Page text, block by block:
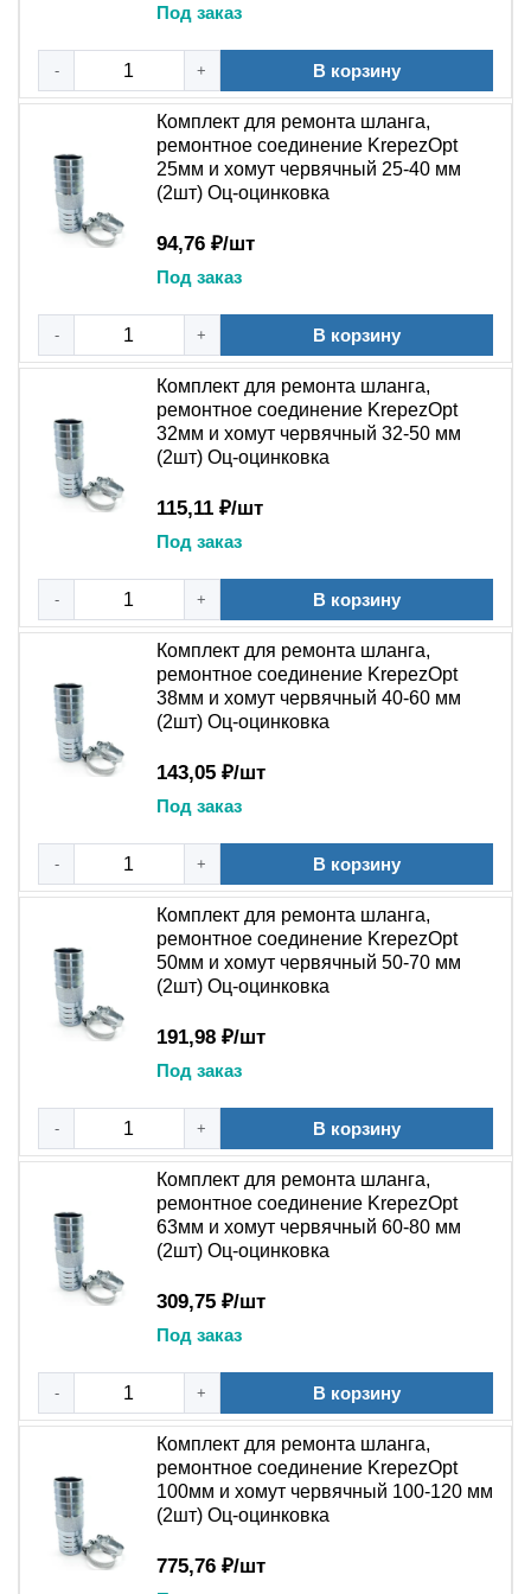
давление
охлаждения, отопления,
водоснабжения)
температура
от -30°C до +120°C
Применение
Системы охлаждения, отопления,
водоснабжения, вакуумные линии
Основное назначение
Автовладельцы, водители коммерческого транспорта,
дачники и ремонтные бригады используют комплект
охлаждения, отопления, подачи воды и технических
жидкостей. Набор позволяет быстро соединить
разорванные концы шланга без специального
инструмента и замены всего изделия. Особенно
актуален в дорожных условиях, на даче и в местах, где
нет возможности заказать новый шланг.
Полное описание: почему стоит купить
хомутами
Порыв шланга системы охлаждения в дороге —
распространённая причина вызова эвакуатора. Замена
целого шланга часто требует времени, демонтажа
соседних деталей и специального инструмента.
Ремонтный комплект KrepezhOpt решает проблему
Соединительный ниппель:вставляется внутрь
повреждённого шланга, соединяя разорванные
концы. Имеет насечки или буртики для надёжной
фиксации и предотвращения соскальзывания
шланга.
Два хомута в комплекте:обеспечивают
равномерное обжатие шланга на ниппеле с обеих
сторон. Исключают протечки и срыв соединения
даже при вибрации.
коррозии при контакте с антифризом, водой и
другими жидкостями. Продлевает срок службы
ремонтного соединения.
Универсальный набор:подходит для ремонта
шлангов внутренним диаметром от 8 до 40 мм —
систем охлаждения двигателей, отопления
салона, водопровода, вакуумных линий.
Простой монтаж без инструмента:
повреждённый участок — всё остальное уже в
комплекте.
Добавьте ремонтный комплект в корзину
— и будьте готовы к восстановлению шланга в любой
ситуации за 5 минут.
Часто задаваемые вопросы
Под заказ
- + В корзину
Комплект для ремонта шланга,
ремонтное соединение KrepezOpt
25мм и хомут червячный 25-40 мм
(2шт) Оц-оцинковка
94,76 ₽/шт
Под заказ
- + В корзину
Комплект для ремонта шланга,
ремонтное соединение KrepezOpt
32мм и хомут червячный 32-50 мм
(2шт) Оц-оцинковка
115,11 ₽/шт
Под заказ
- + В корзину
Комплект для ремонта шланга,
ремонтное соединение KrepezOpt
38мм и хомут червячный 40-60 мм
(2шт) Оц-оцинковка
143,05 ₽/шт
Под заказ
- + В корзину
Комплект для ремонта шланга,
ремонтное соединение KrepezOpt
50мм и хомут червячный 50-70 мм
(2шт) Оц-оцинковка
191,98 ₽/шт
Под заказ
- + В корзину
Комплект для ремонта шланга,
ремонтное соединение KrepezOpt
63мм и хомут червячный 60-80 мм
(2шт) Оц-оцинковка
309,75 ₽/шт
Под заказ
- + В корзину
Комплект для ремонта шланга,
ремонтное соединение KrepezOpt
100мм и хомут червячный 100-120 мм
(2шт) Оц-оцинковка
775,76 ₽/шт